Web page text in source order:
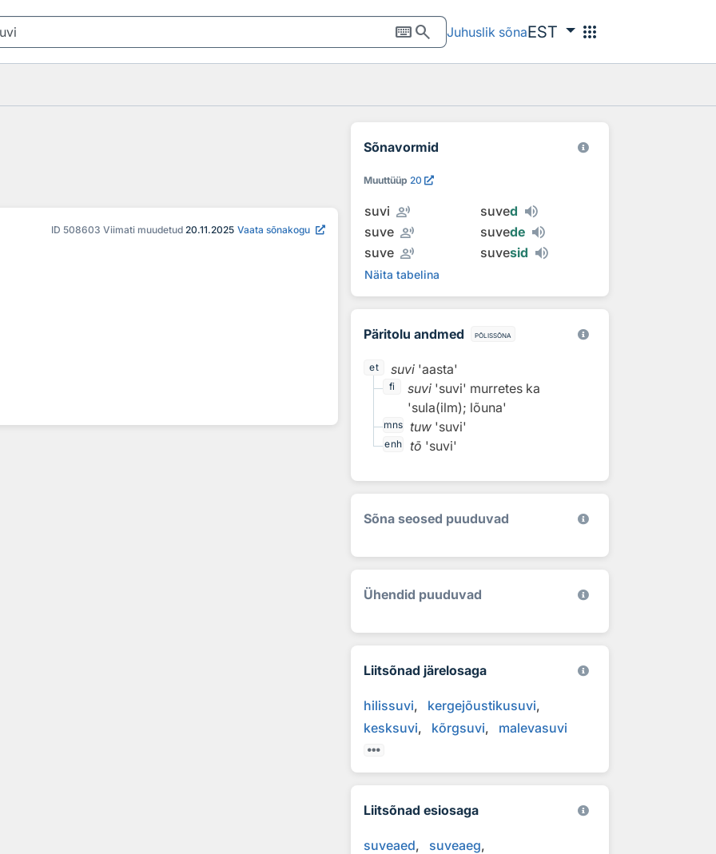
keyboardsearch Juhuslik sõnaEST apps
ID 508603 Viimati muudetud 20.11.2025 Vaata sõnakogu
Sõnavormid
Muuttüüp 20
suvi record_voice_over suved
suve record_voice_over suvede
suve record_voice_over suvesid
Näita tabelina
Päritolu andmed põlissõna
et suvi 'aasta'
fi suvi 'suvi' murretes ka
'sula(ilm); lõuna'
mns tuw 'suvi'
enh tō 'suvi'
Sõna seosed puuduvad
Ühendid puuduvad
Liitsõnad järelosaga
hilissuvi
kergejõustikusuvi
kesksuvi
kõrgsuvi malevasuvi
Liitsõnad esiosaga
suveaed
suveaeg